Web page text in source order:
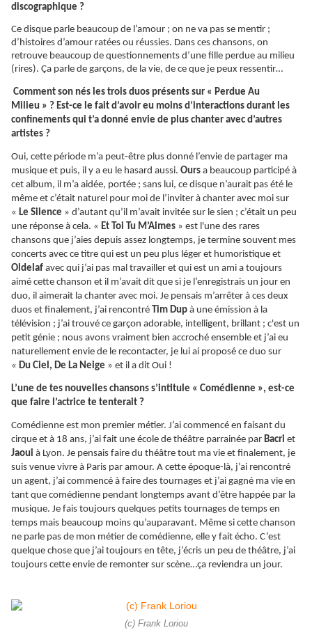
discographique ?
Ce disque parle beaucoup de l’amour ; on ne va pas se mentir ;
d’histoires d’amour ratées ou réussies. Dans ces chansons, on
retrouve beaucoup de questionnements d’une fille perdue au milieu
(rires). Ça parle de garçons, de la vie, de ce que je peux ressentir…
Comment son nés les trois duos présents sur « Perdue Au
Milieu » ? Est-ce le fait d’avoir eu moins d’interactions durant les
confinements qui t’a donné envie de plus chanter avec d’autres
artistes ?
Oui, cette période m’a peut-être plus donné l’envie de partager ma
musique et puis, il y a eu le hasard aussi. Ours a beaucoup participé à
cet album, il m’a aidée, portée ; sans lui, ce disque n’aurait pas été le
même et c’était naturel pour moi de l’inviter à chanter avec moi sur
« Le Silence » d’autant qu’il m’avait invitée sur le sien ; c’était un peu
une réponse à cela. « Et Toi Tu M’Aimes » est l'une des rares
chansons que j’aies depuis assez longtemps, je termine souvent mes
concerts avec ce titre qui est un peu plus léger et humoristique et
Oldelaf avec qui j’ai pas mal travailler et qui est un ami a toujours
aimé cette chanson et il m’avait dit que si je l’enregistrais un jour en
duo, il aimerait la chanter avec moi. Je pensais m’arrêter à ces deux
duos et finalement, j’ai rencontré Tim Dup à une émission à la
télévision ; j’ai trouvé ce garçon adorable, intelligent, brillant ; c'est un
petit génie ; nous avons vraiment bien accroché ensemble et j’ai eu
naturellement envie de le recontacter, je lui ai proposé ce duo sur
« Du Ciel, De La Neige » et il a dit Oui !
L’une de tes nouvelles chansons s’intitule « Comédienne », est-ce
que faire l’actrice te tenterait ?
Comédienne est mon premier métier. J’ai commencé en faisant du
cirque et à 18 ans, j’ai fait une école de théâtre parrainée par Bacri et
Jaoui à Lyon. Je pensais faire du théâtre tout ma vie et finalement, je
suis venue vivre à Paris par amour. A cette époque-là, j’ai rencontré
un agent, j’ai commencé à faire des tournages et j’ai gagné ma vie en
tant que comédienne pendant longtemps avant d’être happée par la
musique. Je fais toujours quelques petits tournages de temps en
temps mais beaucoup moins qu’auparavant. Même si cette chanson
ne parle pas de mon métier de comédienne, elle y fait écho. C’est
quelque chose que j’ai toujours en tête, j’écris un peu de théâtre, j’ai
toujours cette envie de remonter sur scène…ça reviendra un jour.
(c) Frank Loriou